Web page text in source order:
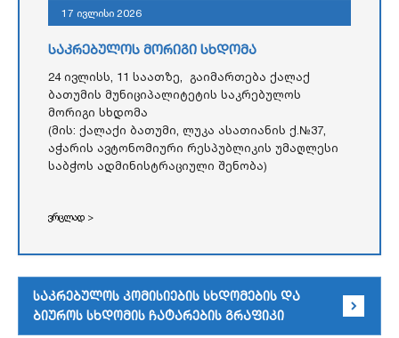
17 ივლისი 2026
საკრებულოს მორიგი სხდომა
24 ივლისს, 11 საათზე, გაიმართება ქალაქ
ბათუმის მუნიციპალიტეტის საკრებულოს
მორიგი სხდომა
(მის: ქალაქი ბათუმი, ლუკა ასათიანის ქ.№37,
აჭარის ავტონომიური რესპუბლიკის უმაღლესი
საბჭოს ადმინისტრაციული შენობა)
ვრცლად >
საკრებულოს კომისიების სხდომების და
ბიუროს სხდომის ჩატარების გრაფიკი